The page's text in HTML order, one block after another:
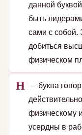
данной
быть
сами с собой.
добиться
физическом
Н — буква
физическому
усердны в